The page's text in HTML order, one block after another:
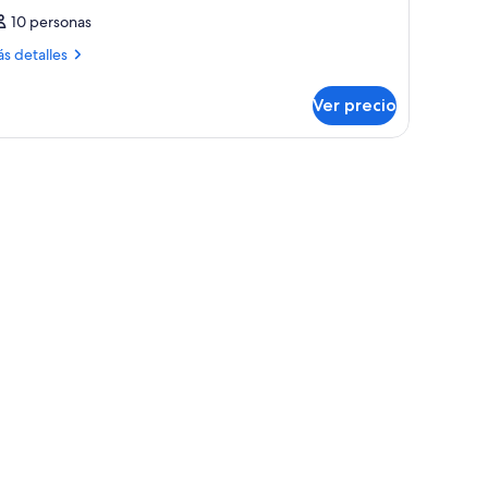
10 personas
detalles
Ver precio